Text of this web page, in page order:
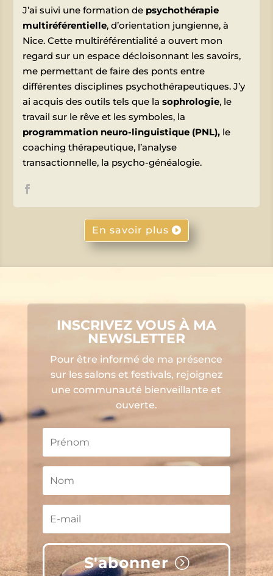
J’ai suivi une formation de psychothérapie
multiréférentielle, d’orientation jungienne, à
Nice. Cette multiréférentialité a ouvert mon
regard sur un espace décloisonnant les savoirs,
me permettant de faire des ponts entre
différentes disciplines psychothérapeutiques. J’y
ai acquis des outils tels que lasophrologie, le
travail sur le rêve et les symboles, la
programmation neuro-linguistique (PNL), le
coaching thérapeutique, l’analyse
transactionnelle, la psycho-généalogie.
En savoir plus
INSCRIVEZ VOUS À MA
NEWSLETTER
Pour être informé de ma présence
sur les salons et festivals, rejoignez
une communauté bienveillante et
ouverte.
S'abonner